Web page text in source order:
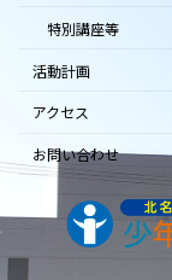
特別講座等
活動計画
アクセス
お問い合わせ